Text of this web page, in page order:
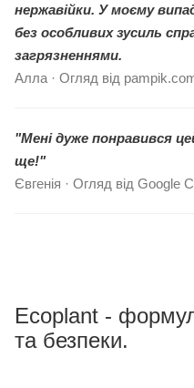
нержавійки. У моєму
без особливих зусиль
загрязненнями.
Алла · Огляд від
"Мені дуже понравився
ще!"
Євгенія · Огляд від Google
Ecoplant -
та безпеки.